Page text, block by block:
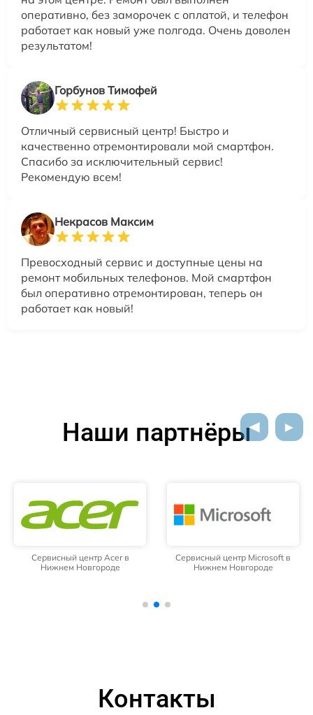
оперативно, без заморочек с оплатой, и телефон
работает как новый уже полгода. Очень доволен
результатом!
Горбунов Тимофей
Отличный сервисный центр! Быстро и
качественно отремонтировали мой смартфон.
Спасибо за исключительный сервис!
Рекомендую всем!
Некрасов Максим
Превосходный сервис и доступные цены на
ремонт мобильных телефонов. Мой смартфон
был оперативно отремонтирован, теперь он
работает как новый!
Наши партнёры
Сервисный центр Acer в
Нижнем Новгороде
Сервисный центр Microsoft в
Нижнем Новгороде
Контакты